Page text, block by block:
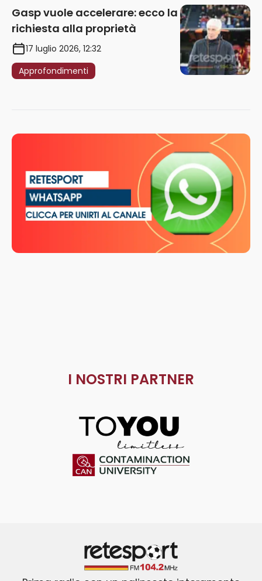
Gasp vuole accelerare: ecco la
richiesta alla proprietà
17 luglio 2026, 12:32
Approfondimenti
I NOSTRI PARTNER
ToYou